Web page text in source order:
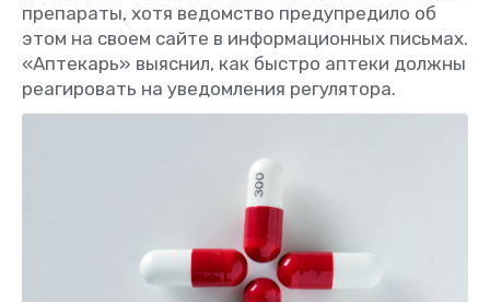
препараты, хотя ведомство предупредило об
этом на своем сайте в информационных письмах.
«Аптекарь» выяснил, как быстро аптеки должны
реагировать на уведомления регулятора.